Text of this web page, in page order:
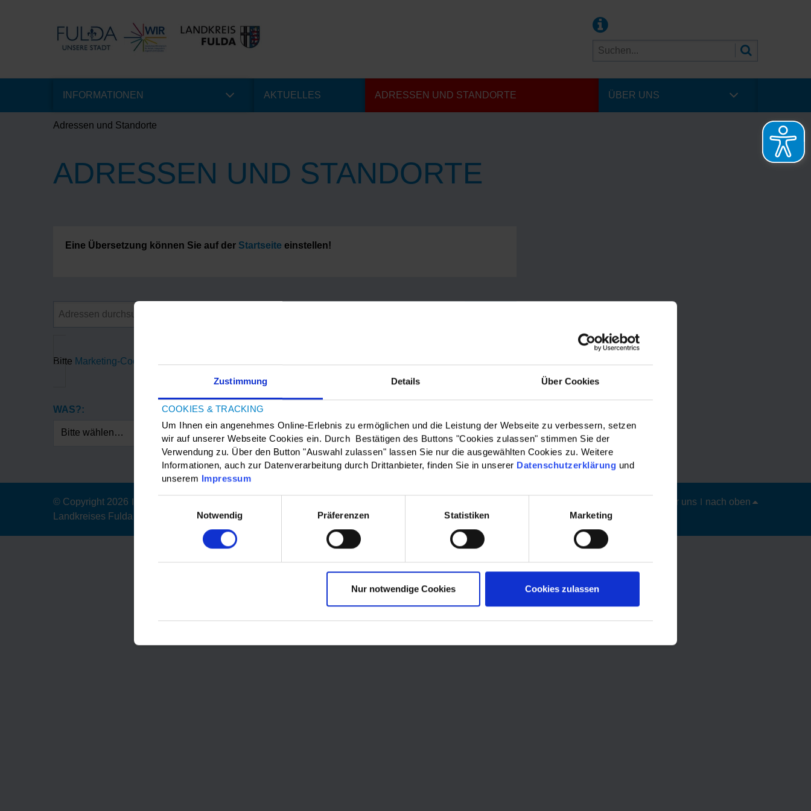
Zustimmung Details Über Cookies
COOKIES & TRACKING
Um Ihnen ein angenehmes Online-Erlebnis zu ermöglichen und die Leistung der Webseite zu verbessern, setzen
wir auf unserer Webseite Cookies ein. Durch Bestätigen des Buttons "Cookies zulassen" stimmen Sie der
Verwendung zu. Über den Button "Auswahl zulassen" lassen Sie nur die ausgewählten Cookies zu. Weitere
Informationen, auch zur Datenverarbeitung durch Drittanbieter, finden Sie in unserer Datenschutzerklärung und
unserem Impressum
Notwendig
Präferenzen Statistiken Marketing
Nur notwendige Cookies Cookies zulassen
INFORMATIONEN AKTUELLES ADRESSEN UND STANDORTE ÜBER UNS
Adressen und Standorte
ADRESSEN UND STANDORTE
Eine Übersetzung können Sie auf der Startseite einstellen!
Bitte Marketing-Cookies
WAS?:
Bitte wählen… Bitte wählen…
© Copyright 2026 |
Landkreises Fulda
Über uns | nach oben